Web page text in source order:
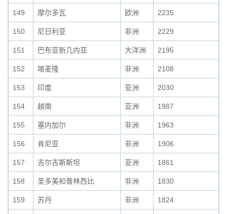
149 摩尔多瓦 欧洲 2235
150 尼日利亚 非洲 2229
151 巴布亚新几内亚 大洋洲 2195
152 喀麦隆 非洲 2108
153 印度 亚洲 2030
154 越南 亚洲 1987
155 塞内加尔 非洲 1963
156 肯尼亚 非洲 1906
157 吉尔吉斯斯坦 亚洲 1861
158 圣多美和普林西比 非洲 1830
159 苏丹 非洲 1824